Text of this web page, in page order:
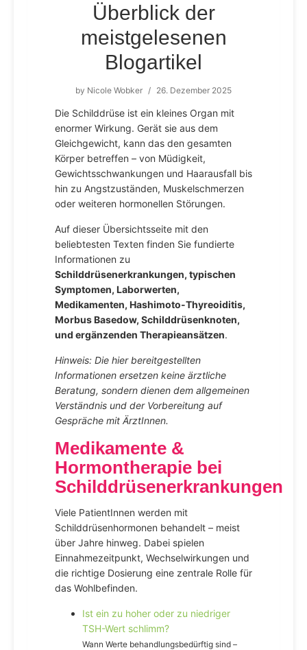
Überblick der
meistgelesenen
Blogartikel
by Nicole Wobker / 26. Dezember 2025
Die Schilddrüse ist ein kleines Organ mit
enormer Wirkung. Gerät sie aus dem
Gleichgewicht, kann das den gesamten
Körper betreffen – von Müdigkeit,
Gewichtsschwankungen und Haarausfall bis
hin zu Angstzuständen, Muskelschmerzen
oder weiteren hormonellen Störungen.
Auf dieser Übersichtsseite mit den
beliebtesten Texten finden Sie fundierte
Informationen zu
Schilddrüsenerkrankungen, typischen
Symptomen, Laborwerten,
Medikamenten, Hashimoto-Thyreoiditis,
Morbus Basedow, Schilddrüsenknoten,
und ergänzenden Therapieansätzen.
Hinweis: Die hier bereitgestellten
Informationen ersetzen keine ärztliche
Beratung, sondern dienen dem allgemeinen
Verständnis und der Vorbereitung auf
Gespräche mit ÄrztInnen.
Medikamente &
Hormontherapie bei
Schilddrüsenerkrankungen
Viele PatientInnen werden mit
Schilddrüsenhormonen behandelt – meist
über Jahre hinweg. Dabei spielen
Einnahmezeitpunkt, Wechselwirkungen und
die richtige Dosierung eine zentrale Rolle für
das Wohlbefinden.
Ist ein zu hoher oder zu niedriger
TSH-Wert schlimm?
Wann Werte behandlungsbedürftig sind –